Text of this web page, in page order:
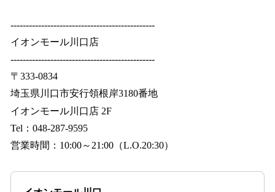
-----------------------------------------------
イオンモール川口店
-----------------------------------------------
〒333-0834
埼玉県川口市安行領根岸3180番地
イオンモール川口店 2F
Tel：048-287-9595
営業時間：10:00～21:00（L.O.20:30）